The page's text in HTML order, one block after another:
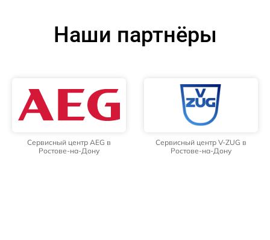
Наши партнёры
Сервисный центр AEG в
Ростове-на-Дону
Сервисный центр V-ZUG в
Ростове-на-Дону